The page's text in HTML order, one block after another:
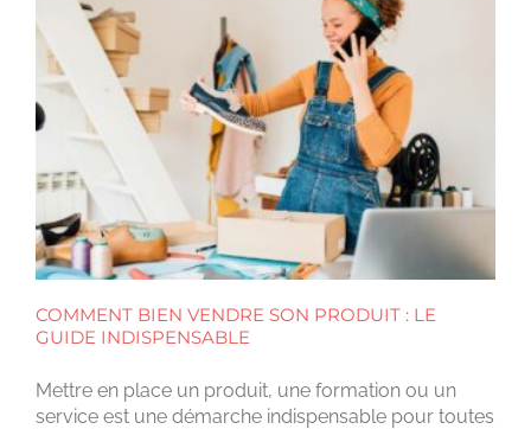
COMMENT BIEN VENDRE SON PRODUIT : LE
GUIDE INDISPENSABLE
Mettre en place un produit, une formation ou un
service est une démarche indispensable pour toutes